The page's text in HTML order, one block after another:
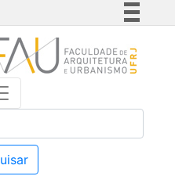
Simplifique!
Comunica BR
Acesso à informação